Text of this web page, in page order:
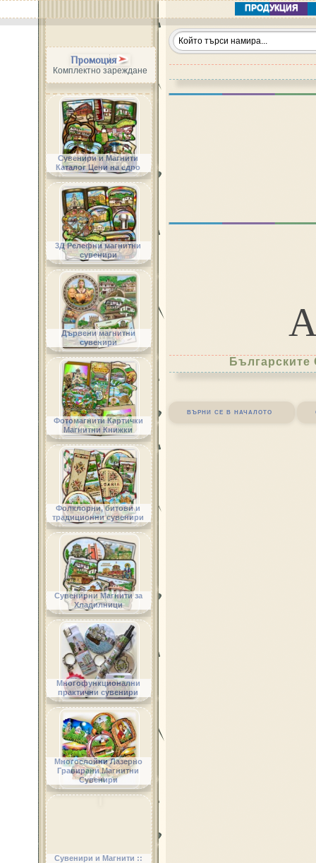
ПРОДУКЦИЯ
върни се в началото
Промоция
Комплектно зареждане
Сувенири и Магнити
Каталог Цени на едро
3Д Релефни магнитни
сувенири
Дървени магнитни
сувенири
Фотомагнити Картички
Магнитни Книжки
Фолклорни, битови и
традиционни сувенири
Сувенирни Магнити за
Хладилници
Многофункционални
практични сувенири
Многослойни Лазерно
Гравирани Магнитни
Сувенири
Сувенири и Магнити ::